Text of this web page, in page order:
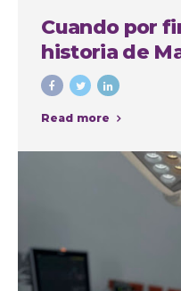
Cuando por
historia de
experiencia
principio a fin
Read more